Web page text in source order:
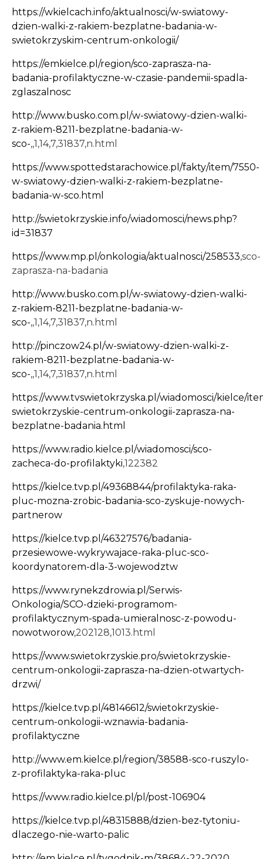
https://wkielcach.info/aktualnosci/w-swiatowy-
dzien-walki-z-rakiem-bezplatne-badania-w-
swietokrzyskim-centrum-onkologii/
https://emkielce.pl/region/sco-zaprasza-na-
badania-profilaktyczne-w-czasie-pandemii-spadla-
zglaszalnosc
http://www.busko.com.pl/w-swiatowy-dzien-walki-
z-rakiem-8211-bezplatne-badania-w-
sco-,,1,14,7,31837,n.html
https://www.spottedstarachowice.pl/fakty/item/7550-
w-swiatowy-dzien-walki-z-rakiem-bezplatne-
badania-w-sco.html
http://swietokrzyskie.info/wiadomosci/news.php?
id=31837
https://www.mp.pl/onkologia/aktualnosci/258533,sco-
zaprasza-na-badania
http://www.busko.com.pl/w-swiatowy-dzien-walki-
z-rakiem-8211-bezplatne-badania-w-
sco-,,1,14,7,31837,n.html
http://pinczow24.pl/w-swiatowy-dzien-walki-z-
rakiem-8211-bezplatne-badania-w-
sco-,,1,14,7,31837,n.html
https://www.tvswietokrzyska.pl/wiadomosci/kielce/
swietokrzyskie-centrum-onkologii-zaprasza-na-
bezplatne-badania.html
https://www.radio.kielce.pl/wiadomosci/sco-
zacheca-do-profilaktyki,122382
https://kielce.tvp.pl/49368844/profilaktyka-raka-
pluc-mozna-zrobic-badania-sco-zyskuje-nowych-
partnerow
https://kielce.tvp.pl/46327576/badania-
przesiewowe-wykrywajace-raka-pluc-sco-
koordynatorem-dla-3-wojewodztw
https://www.rynekzdrowia.pl/Serwis-
Onkologia/SCO-dzieki-programom-
profilaktycznym-spada-umieralnosc-z-powodu-
nowotworow,202128,1013.html
https://www.swietokrzyskie.pro/swietokrzyskie-
centrum-onkologii-zaprasza-na-dzien-otwartych-
drzwi/
https://kielce.tvp.pl/48146612/swietokrzyskie-
centrum-onkologii-wznawia-badania-
profilaktyczne
http://www.em.kielce.pl/region/38588-sco-ruszylo-
z-profilaktyka-raka-pluc
https://www.radio.kielce.pl/pl/post-106904
https://kielce.tvp.pl/48315888/dzien-bez-tytoniu-
dlaczego-nie-warto-palic